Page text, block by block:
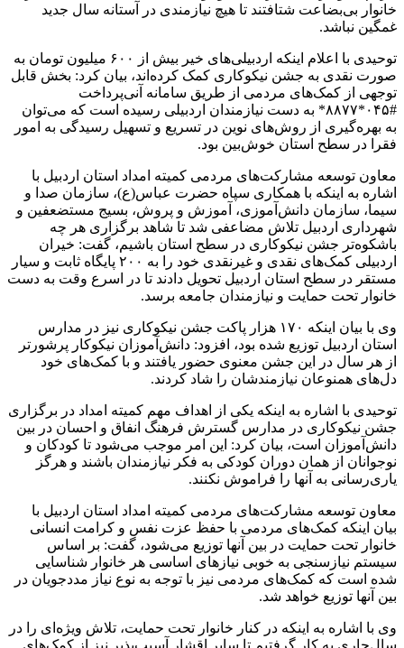
خانوار بی‌بضاعت شتافتند تا هیچ نیازمندی در آستانه سال جدید
غمگین نباشد.
توحیدی با اعلام اینکه اردبیلی‌های خیر بیش از ۶۰۰ میلیون تومان به
صورت نقدی به جشن نیکوکاری کمک کرده‌اند، بیان کرد: بخش قابل
توجهی از کمک‌های مردمی از طریق سامانه آنی‌پرداخت
#۰۴۵*۸۸۷۷* به دست نیازمندان اردبیلی رسیده است که می‌توان
به بهره‌گیری از روش‌های نوین در تسریع و تسهیل رسیدگی به امور
فقرا در سطح استان خوش‌بین بود.
معاون توسعه مشارکت‌های مردمی کمیته امداد استان اردبیل با
اشاره به اینکه با همکاری سپاه حضرت عباس(ع)، سازمان صدا و
سیما، سازمان دانش‌آموزی، آموزش و پروش، بسیج مستضعفین و
شهرداری اردبیل تلاش مضاعفی شد تا شاهد برگزاری هر چه
باشکوه‌تر جشن نیکوکاری در سطح استان باشیم، گفت: خیران
اردبیلی کمک‌های نقدی و غیرنقدی خود را به ۲۰۰ پایگاه ثابت و سیار
مستقر در سطح استان اردبیل تحویل دادند تا در اسرع وقت به دست
خانوار تحت حمایت و نیازمندان جامعه برسد.
وی با بیان اینکه ۱۷۰ هزار پاکت جشن نیکوکاری نیز در مدارس
استان اردبیل توزیع شده بود، افزود: دانش‌آموزان نیکوکار پرشورتر
از هر سال در این جشن معنوی حضور یافتند و با کمک‌های خود
دل‌های همنوعان نیازمندشان را شاد کردند.
توحیدی با اشاره به اینکه یکی از اهداف مهم کمیته امداد در برگزاری
جشن نیکوکاری در مدارس گسترش فرهنگ انفاق و احسان در بین
دانش‌آموزان است، بیان کرد: این امر موجب می‌شود تا کودکان و
نوجوانان از همان دوران کودکی به فکر نیازمندان باشند و هرگز
یاری‌رسانی به آنها را فراموش نکنند.
معاون توسعه مشارکت‌های مردمی کمیته امداد استان اردبیل با
بیان اینکه کمک‌های مردمی با حفظ عزت نفس و کرامت انسانی
خانوار تحت حمایت در بین آنها توزیع می‌شود، گفت: بر اساس
سیستم نیازسنجی به خوبی نیازهای اساسی هر خانوار شناسایی
شده است که کمک‌های مردمی نیز با توجه به نوع نیاز مددجویان در
بین آنها توزیع خواهد شد.
وی با اشاره به اینکه در کنار خانوار تحت حمایت، تلاش ویژه‌ای را در
سال‌جاری به کار گرفتیم تا سایر اقشار آسیب‌پذیر نیز از کمک‌های